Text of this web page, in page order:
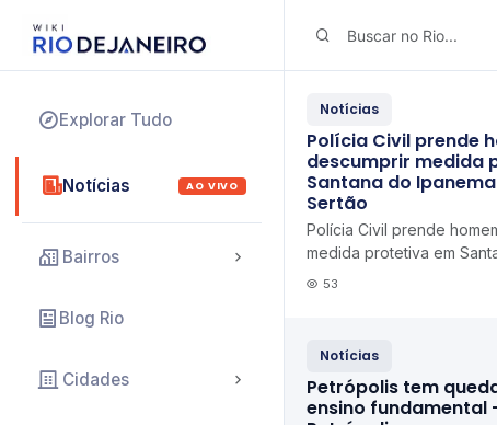
Explorar Tudo
Notícias AO VIVO
Bairros
Blog Rio
Cidades
Notícias
Polícia Civil prende
descumprir medida
Santana do
Sertão
Polícia Civil prende
medida protetiva em
Ipanema Tribuna do
53
Notícias
Petrópolis tem
ensino fundamental